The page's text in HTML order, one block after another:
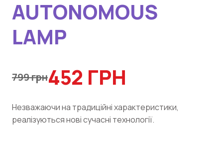
AUTONOMOUS
LAMP
799 грн452 ГРН
Незважаючи на традиційні характеристики,
реалізуються нові сучасні технології.